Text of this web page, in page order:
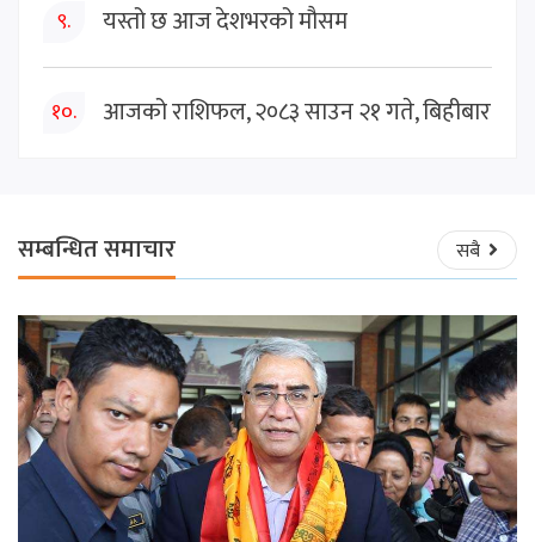
९. यस्तो छ आज देशभरको मौसम
१०. आजको राशिफल, २०८३ साउन २१ गते, बिहीबार
सम्बन्धित समाचार सबै